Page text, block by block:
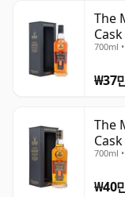
The
700ml
₩37
The
700ml
₩40